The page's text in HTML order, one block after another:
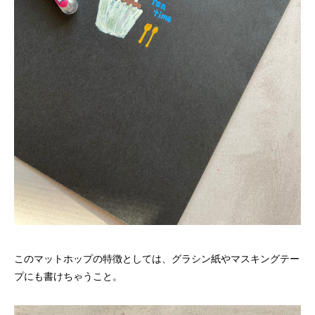
このマットホップの特徴としては、グラシン紙やマスキングテー
プにも書けちゃうこと。